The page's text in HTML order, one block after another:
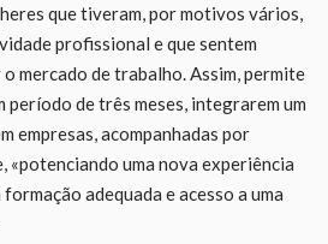
que tiveram, por motivos vários,
profissional e que sentem
mercado de trabalho. Assim, permite
período de três meses, integrarem um
empresas, acompanhadas por
«potenciando uma nova experiência
adequada e acesso a uma